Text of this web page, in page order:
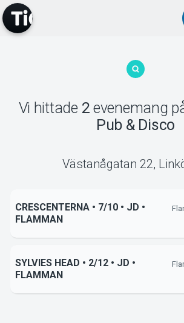
MyTickster
Om
Vi hittade 2 evenemang
Pub & Disco
Västanågatan 22,
CRESCENTERNA • 7/10 • JD •
FLAMMAN
SYLVIES HEAD • 2/12 • JD •
FLAMMAN